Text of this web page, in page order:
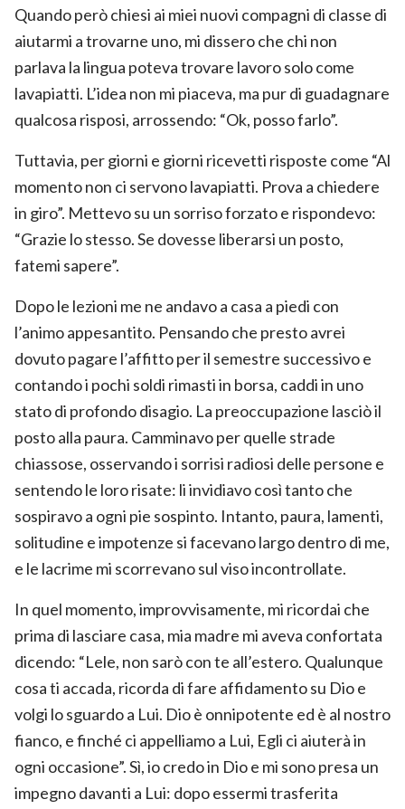
Quando però chiesi ai miei nuovi compagni di classe di
aiutarmi a trovarne uno, mi dissero che chi non
parlava la lingua poteva trovare lavoro solo come
lavapiatti. L’idea non mi piaceva, ma pur di guadagnare
qualcosa risposi, arrossendo: “Ok, posso farlo”.
Tuttavia, per giorni e giorni ricevetti risposte come “Al
momento non ci servono lavapiatti. Prova a chiedere
in giro”. Mettevo su un sorriso forzato e rispondevo:
“Grazie lo stesso. Se dovesse liberarsi un posto,
fatemi sapere”.
Dopo le lezioni me ne andavo a casa a piedi con
l’animo appesantito. Pensando che presto avrei
dovuto pagare l’affitto per il semestre successivo e
contando i pochi soldi rimasti in borsa, caddi in uno
stato di profondo disagio. La preoccupazione lasciò il
posto alla paura. Camminavo per quelle strade
chiassose, osservando i sorrisi radiosi delle persone e
sentendo le loro risate: li invidiavo così tanto che
sospiravo a ogni pie sospinto. Intanto, paura, lamenti,
solitudine e impotenze si facevano largo dentro di me,
e le lacrime mi scorrevano sul viso incontrollate.
In quel momento, improvvisamente, mi ricordai che
prima di lasciare casa, mia madre mi aveva confortata
dicendo: “Lele, non sarò con te all’estero. Qualunque
cosa ti accada, ricorda di fare affidamento su Dio e
volgi lo sguardo a Lui. Dio è onnipotente ed è al nostro
fianco, e finché ci appelliamo a Lui, Egli ci aiuterà in
ogni occasione”. Sì, io credo in Dio e mi sono presa un
impegno davanti a Lui: dopo essermi trasferita